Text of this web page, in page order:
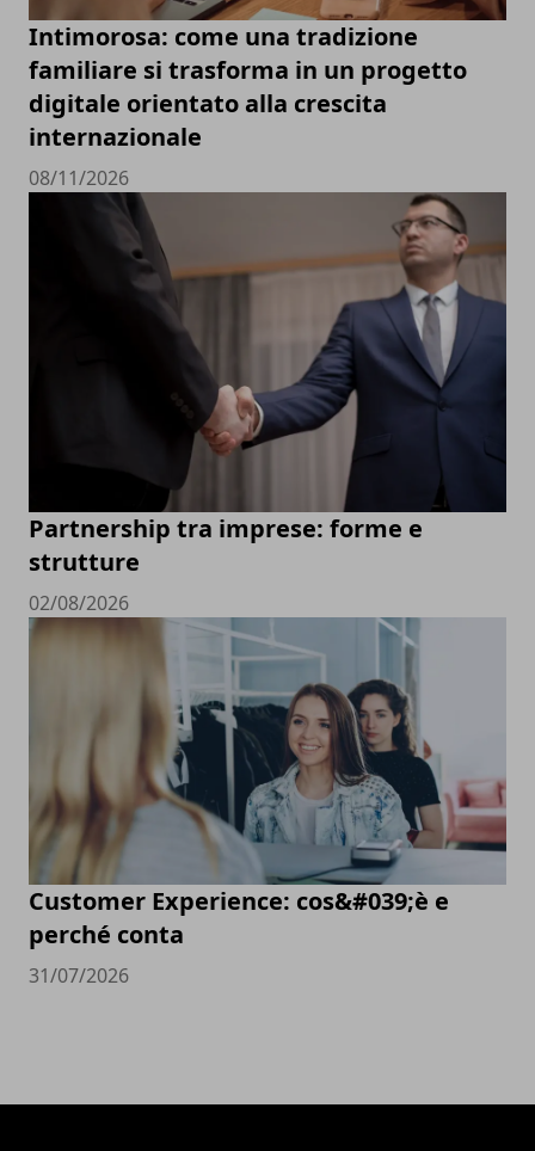
Intimorosa: come una tradizione
familiare si trasforma in un progetto
digitale orientato alla crescita
internazionale
08/11/2026
Partnership tra imprese: forme e
strutture
02/08/2026
Customer Experience: cos&#039;è e
perché conta
31/07/2026